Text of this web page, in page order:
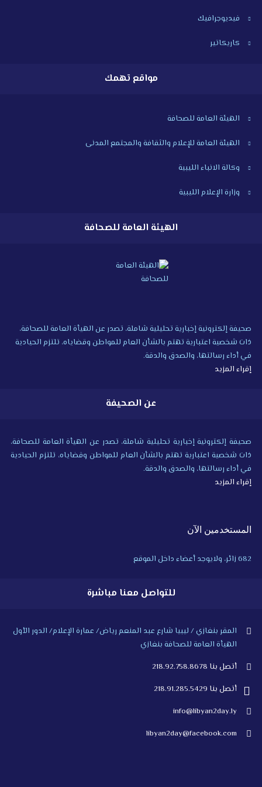
فيديوجرافيك
كاريكاتير
مواقع تهمك
الهيئة العامة للصحافة
الهيئة العامة للإعلام والثقافة والمجتمع المدنى
وكالة الانباء الليبية
وزارة الإعلام الليبية
الهيئة العامة للصحافة
صحيفة إلكترونية إخبارية تحليلية شاملة، تصدر عن الهيأة العامة للصحافة،
ذات شخصية اعتبارية تهتم بالشأن العام للمواطن وقضاياه، تلتزم الحيادية
في أداء رسالتها، والصدق والدقة.
إقراء المزيد
عن الصحيفة
صحيفة إلكترونية إخبارية تحليلية شاملة، تصدر عن الهيأة العامة للصحافة،
ذات شخصية اعتبارية تهتم بالشأن العام للمواطن وقضاياه، تلتزم الحيادية
في أداء رسالتها، والصدق والدقة.
إقراء المزيد
المستخدمين الآن
682 زائر، ولايوجد أعضاء داخل الموقع
للتواصل معنا مباشرة
المقر بنغازي / ليبيا شارع عبد المنعم رياض/ عمارة الإعلام/ الدور الأول
الهيأة العامة للصحافة بنغازي
أتصل بنا 218.92.758.8678
أتصل بنا 218.91.285.5429
info@libyan2day.ly
libyan2day@facebook.com